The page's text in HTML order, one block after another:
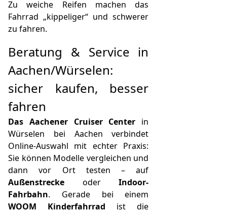
Zu weiche Reifen machen das
Fahrrad „kippeliger“ und schwerer
zu fahren.
Beratung & Service in
Aachen/Würselen:
sicher kaufen, besser
fahren
Das Aachener Cruiser Center in
Würselen bei Aachen verbindet
Online-Auswahl mit echter Praxis:
Sie können Modelle vergleichen und
dann vor Ort testen – auf
Außenstrecke oderIndoor-
Fahrbahn. Gerade bei einem
WOOM Kinderfahrrad ist die